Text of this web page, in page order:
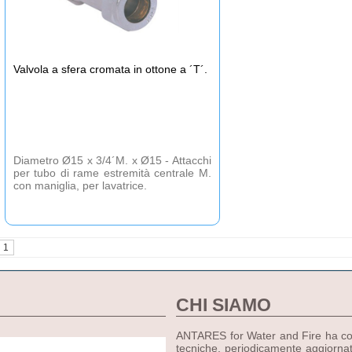
Valvola a sfera cromata in ottone a ´T´.
Diametro Ø15 x 3/4´M. x Ø15 - Attacchi
per tubo di rame estremità centrale M.
con maniglia, per lavatrice.
1
CHI SIAMO
ANTARES for Water and Fire ha
tecniche, periodicamente